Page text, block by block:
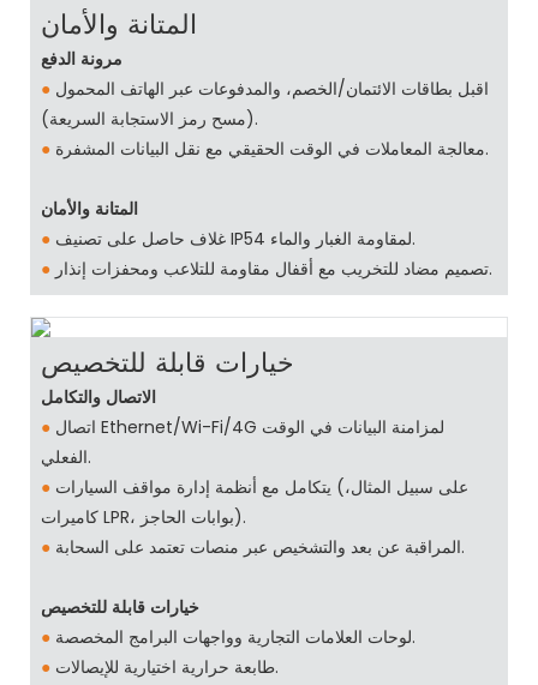
المتانة والأمان
مرونة الدفع
● اقبل بطاقات الائتمان/الخصم، والمدفوعات عبر الهاتف المحمول
(مسح رمز الاستجابة السريعة).
●
معالجة المعاملات في الوقت الحقيقي مع نقل البيانات المشفرة.
المتانة والأمان
●
غلاف حاصل على تصنيف IP54 لمقاومة الغبار والماء.
●
تصميم مضاد للتخريب مع أقفال مقاومة للتلاعب ومحفزات إنذار.
خيارات قابلة للتخصيص
الاتصال والتكامل
● اتصال Ethernet/Wi-Fi/4G لمزامنة البيانات في الوقت
الفعلي.
● يتكامل مع أنظمة إدارة مواقف السيارات (على سبيل المثال،
كاميرات LPR، بوابات الحاجز).
●
المراقبة عن بعد والتشخيص عبر منصات تعتمد على السحابة.
خيارات قابلة للتخصيص
●
لوحات العلامات التجارية وواجهات البرامج المخصصة.
●
طابعة حرارية اختيارية للإيصالات.